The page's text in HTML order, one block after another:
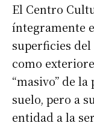
El Centro
íntegramente
superficies
como
“masivo” de
suelo, pero a
entidad a la